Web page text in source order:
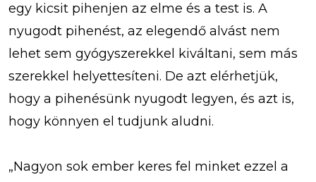
egy kicsit pihenjen az elme és a test is. A
nyugodt pihenést, az elegendő alvást nem
lehet sem gyógyszerekkel kiváltani, sem más
szerekkel helyettesíteni. De azt elérhetjük,
hogy a pihenésünk nyugodt legyen, és azt is,
hogy könnyen el tudjunk aludni.
„Nagyon sok ember keres fel minket ezzel a